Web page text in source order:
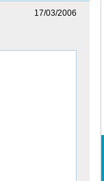
17/03/2006